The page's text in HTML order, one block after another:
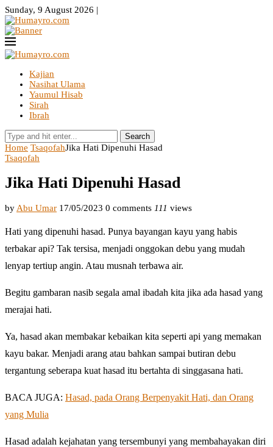
Sunday, 9 August 2026 |
Kajian
Nasihat Ulama
Yaumul Hisab
Sirah
Ibrah
Search
Home TsaqofahJika Hati Dipenuhi Hasad
Tsaqofah
Jika Hati Dipenuhi Hasad
by Abu Umar 17/05/2023 0 comments 111 views
Hati yang dipenuhi hasad. Punya bayangan kayu yang habis
terbakar api? Tak tersisa, menjadi onggokan debu yang mudah
lenyap tertiup angin. Atau musnah terbawa air.
Begitu gambaran nasib segala amal ibadah kita jika ada hasad yang
merajai hati.
Ya, hasad akan membakar kebaikan kita seperti api yang memakan
kayu bakar. Menjadi arang atau bahkan sampai butiran debu
tergantung seberapa kuat hasad itu bertahta di singgasana hati.
BACA JUGA: Hasad, pada Orang Berpenyakit Hati, dan Orang
yang Mulia
Hasad adalah kejahatan yang tersembunyi yang membahayakan diri